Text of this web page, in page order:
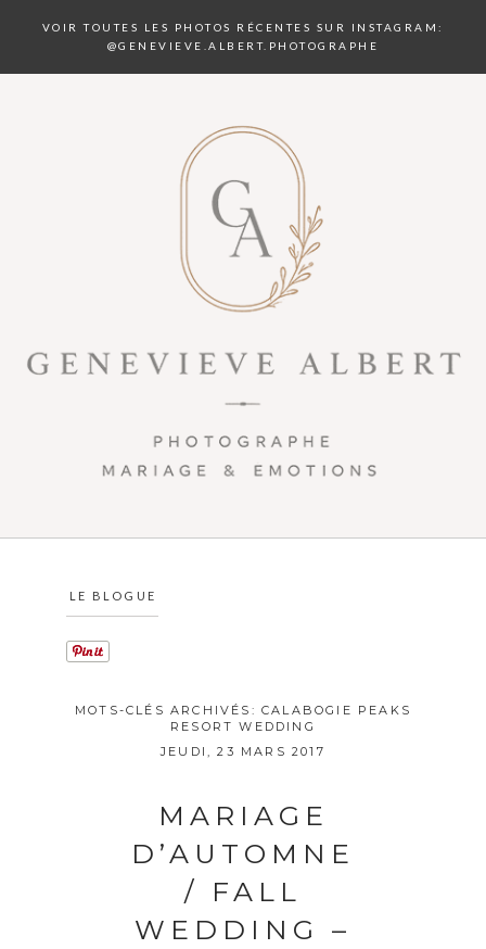
VOIR TOUTES LES PHOTOS RÉCENTES SUR INSTAGRAM:
@GENEVIEVE.ALBERT.PHOTOGRAPHE
LE BLOGUE
MOTS-CLÉS ARCHIVÉS: CALABOGIE PEAKS
RESORT WEDDING
JEUDI, 23 MARS 2017
MARIAGE
D’AUTOMNE
/ FALL
WEDDING –